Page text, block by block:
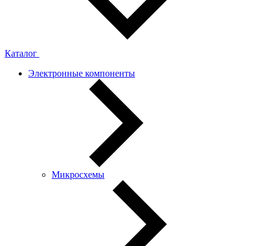
Каталог
Электронные компоненты
Микросхемы